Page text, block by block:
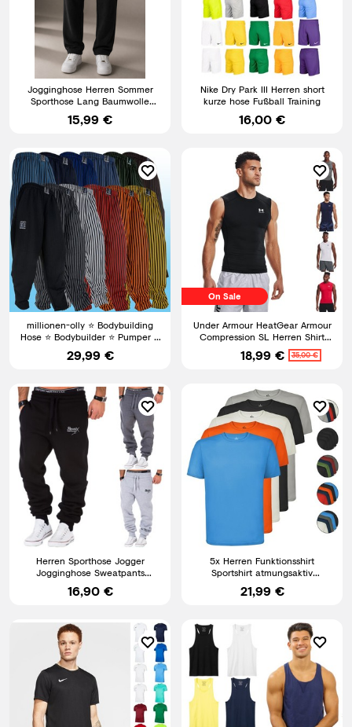
Jogginghose Herren Sommer
Sporthose Lang Baumwolle
Freizeithose Sweatpants Hose
15,99 €
Nike Dry Park III Herren short
kurze hose Fußball Training
16,00 €
millionen-olly ⭐ Bodybuilding
Hose ⭐ Bodybuilder ⭐ Pumper ⭐
Training ⭐ Freizeit
29,99 €
On Sale
Under Armour HeatGear Armour
Compression SL Herren Shirt
Ärmelloses Sportshirt
18,99 € 35,00 €
Herren Sporthose Jogger
Jogginghose Sweatpants
Trainingshose R-0052
16,90 €
5x Herren Funktionsshirt
Sportshirt atmungsaktiv
Rundhals Fitness Training Set
21,99 €